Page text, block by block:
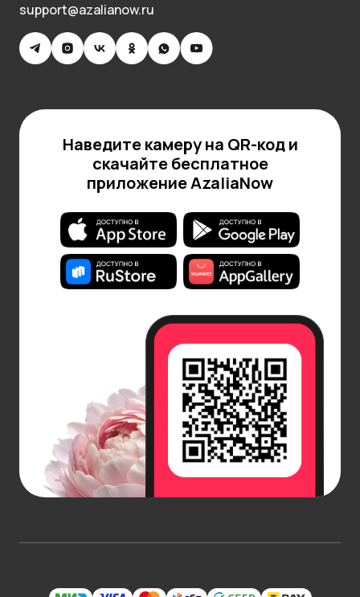
support@azalianow.ru
Наведите камеру на QR-код и
скачайте бесплатное
приложение AzaliaNow